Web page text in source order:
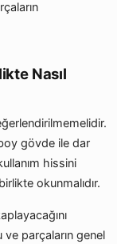
Nasıl
gövde ile dar
hissini
okunmalıdır.
parçaların genel